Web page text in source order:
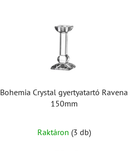
Bohemia Crystal gyertyatartó Ravena
150mm
Raktáron (3 db)